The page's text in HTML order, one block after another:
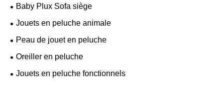
Baby Plux Sofa siège
Jouets en peluche animale
Peau de jouet en peluche
Oreiller en peluche
Jouets en peluche fonctionnels